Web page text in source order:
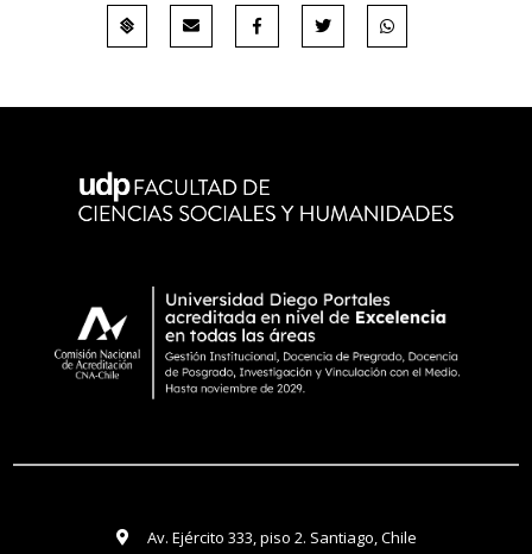
Av. Ejército 333, piso 2. Santiago, Chile